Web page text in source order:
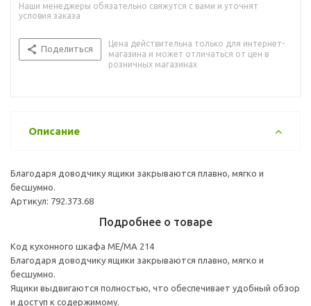
Наши менеджеры обязательно свяжутся с вами и уточнят
условия заказа
Поделиться
Цена действительна только для интернет-
магазина и может отличаться от цен в
розничных магазинах
Описание
Благодаря доводчику ящики закрываются плавно, мягко и
бесшумно.
Артикул: 792.373.68
Подробнее о товаре
Код кухонного шкафа ME/MA 214
Благодаря доводчику ящики закрываются плавно, мягко и
бесшумно.
Ящики выдвигаются полностью, что обеспечивает удобный обзор
и доступ к содержимому.